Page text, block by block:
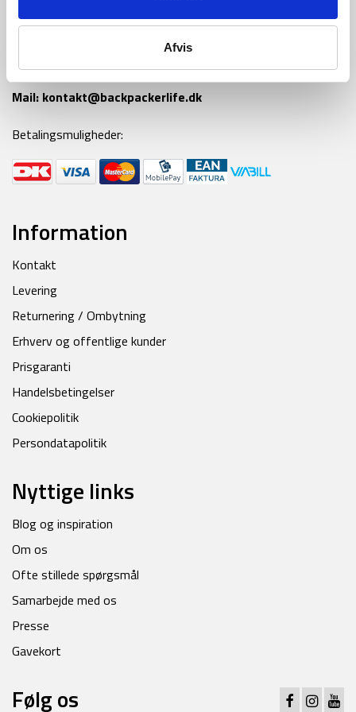
Afvis
Ring til os alle hverdage fra kl 9-16
Mail: kontakt@backpackerlife.dk
Betalingsmuligheder:
Information
Kontakt
Levering
Returnering / Ombytning
Erhverv og offentlige kunder
Prisgaranti
Handelsbetingelser
Cookiepolitik
Persondatapolitik
Nyttige links
Blog og inspiration
Om os
Ofte stillede spørgsmål
Samarbejde med os
Presse
Gavekort
Følg os